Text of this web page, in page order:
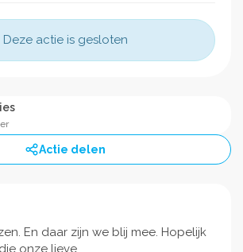
Deze actie is gesloten
Actie delen
En daar zijn we blij mee. Hopelijk
onze lieve